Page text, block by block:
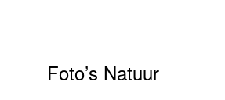
Foto’s Natuur